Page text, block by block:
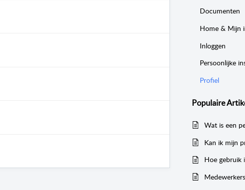
Documenten
Home & Mijn
Inloggen
Persoonlijke
Profiel
Populaire
Kan ik mijn
Hoe gebruik